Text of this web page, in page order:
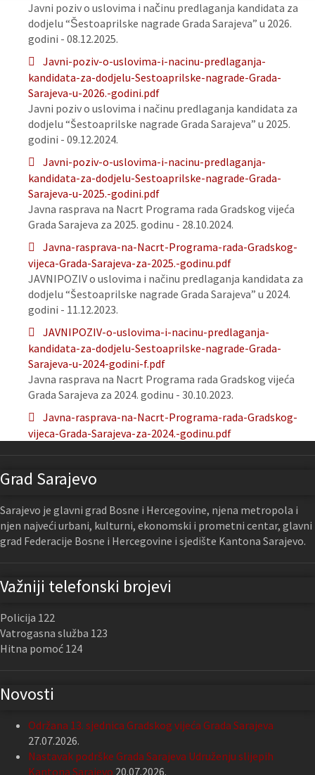
Javni poziv o uslovima i načinu predlaganja kandidata za
dodjelu “Šestoaprilske nagrade Grada Sarajeva” u 2026.
godini - 08.12.2025.
Javni-poziv-o-uslovima-i-nacinu-predlaganja-
kandidata-za-dodjelu-Sestoaprilske-nagrade-Grada-
Sarajeva-u-2026.-godini.pdf
Javni poziv o uslovima i načinu predlaganja kandidata za
dodjelu “Šestoaprilske nagrade Grada Sarajeva” u 2025.
godini - 09.12.2024.
Javni-poziv-o-uslovima-i-nacinu-predlaganja-
kandidata-za-dodjelu-Sestoaprilske-nagrade-Grada-
Sarajeva-u-2025.-godini.pdf
Javna rasprava na Nacrt Programa rada Gradskog vijeća
Grada Sarajeva za 2025. godinu - 28.10.2024.
Javna-rasprava-na-Nacrt-Programa-rada-Gradskog-
vijeca-Grada-Sarajeva-za-2025.-godinu.pdf
JAVNIPOZIV o uslovima i načinu predlaganja kandidata za
dodjelu “Šestoaprilske nagrade Grada Sarajeva” u 2024.
godini - 11.12.2023.
JAVNIPOZIV-o-uslovima-i-nacinu-predlaganja-
kandidata-za-dodjelu-Sestoaprilske-nagrade-Grada-
Sarajeva-u-2024-godini-f.pdf
Javna rasprava na Nacrt Programa rada Gradskog vijeća
Grada Sarajeva za 2024. godinu - 30.10.2023.
Javna-rasprava-na-Nacrt-Programa-rada-Gradskog-
vijeca-Grada-Sarajeva-za-2024.-godinu.pdf
Grad Sarajevo
Sarajevo je glavni grad Bosne i Hercegovine, njena metropola i
njen najveći urbani, kulturni, ekonomski i prometni centar, glavni
grad Federacije Bosne i Hercegovine i sjedište Kantona Sarajevo.
Važniji telefonski brojevi
Policija 122
Vatrogasna služba 123
Hitna pomoć 124
Novosti
Održana 13. sjednica Gradskog vijeća Grada Sarajeva
27.07.2026.
Nastavak podrške Grada Sarajeva Udruženju slijepih
Kantona Sarajevo 20.07.2026.